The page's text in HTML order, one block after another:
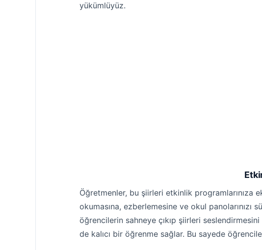
yükümlüyüz.
Öğretmenler, bu şiirleri etkinlik programlarınıza
okumasına, ezberlemesine ve okul panolarınızı
öğrencilerin sahneye çıkıp şiirleri
de kalıcı bir öğrenme sağlar. Bu sayede